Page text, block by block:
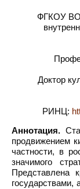
ФГКОУ ВО
Доктор
РИНЦ:
Аннотация.
продвижением
частности, в
значимого
Представлена
государствами,